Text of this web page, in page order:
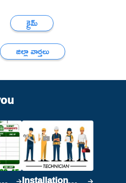
క్రైమ్
జిల్లా వార్తలు